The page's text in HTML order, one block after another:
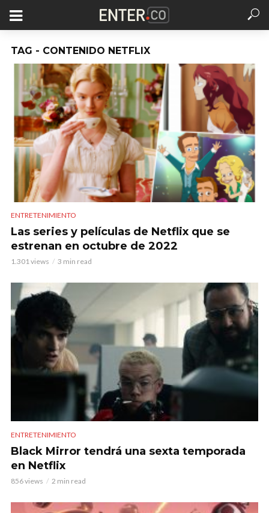
TAG - CONTENIDO NETFLIX
ENTRETENIMIENTO
Las series y películas de Netflix que se
estrenan en octubre de 2022
1.301 views 3 min read
ENTRETENIMIENTO
Black Mirror tendrá una sexta temporada
en Netflix
856 views 2 min read